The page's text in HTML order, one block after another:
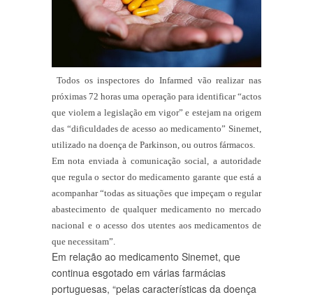
Todos os inspectores do Infarmed vão realizar nas
próximas 72 horas uma operação para identificar “actos
que violem a legislação em vigor” e estejam na origem
das “dificuldades de acesso ao medicamento” Sinemet,
utilizado na doença de Parkinson, ou outros fármacos.
Em nota enviada à comunicação social, a autoridade
que regula o sector do medicamento garante que está a
acompanhar “todas as situações que impeçam o regular
abastecimento de qualquer medicamento no mercado
nacional e o acesso dos utentes aos medicamentos de
que necessitam”.
Em relação ao medicamento Sinemet, que
continua esgotado em várias farmácias
portuguesas, “pelas características da doença